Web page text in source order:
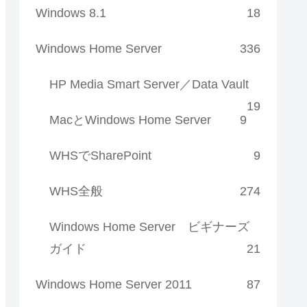
Windows 8.1 18
Windows Home Server 336
HP Media Smart Server／Data Vault
19
MacとWindows Home Server
9
WHSでSharePoint 9
WHS全般 274
Windows Home Server ビギナーズ
ガイド
21
Windows Home Server 2011 87